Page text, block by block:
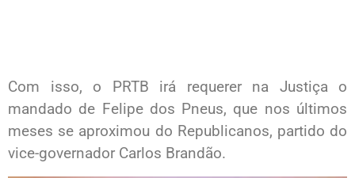
Com isso, o PRTB irá requerer na Justiça o
mandado de Felipe dos Pneus, que nos últimos
meses se aproximou do Republicanos, partido do
vice-governador Carlos Brandão.